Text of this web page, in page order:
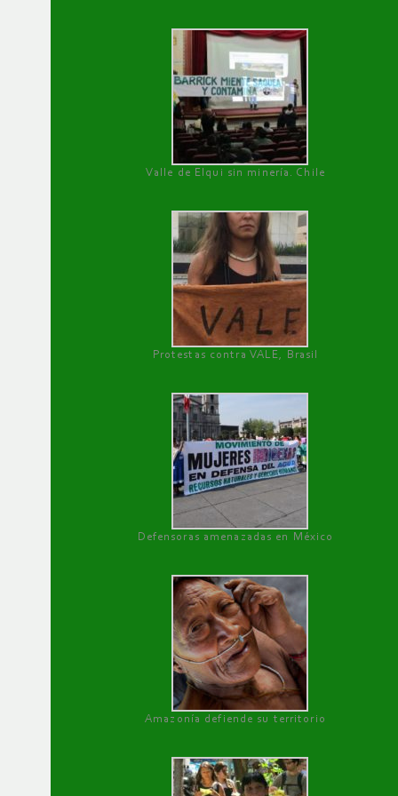
Valle de Elqui sin minería. Chile
Protestas contra VALE, Brasil
Defensoras amenazadas en México
Amazonía defiende su territorio